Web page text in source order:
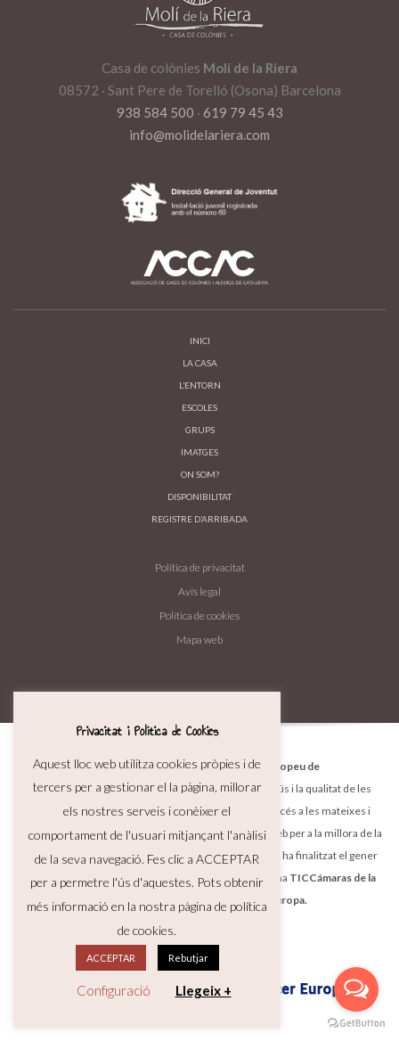
Casa de colònies Molí de la Riera
08572 · Sant Pere de Torelló (Osona) Barcelona
938 584 500 · 619 79 45 43
info@molidelariera.com
INICI
LA CASA
L’ENTORN
ESCOLES
GRUPS
IMATGES
ON SOM?
DISPONIBILITAT
REGISTRE D’ARRIBADA
Política de privacitat
Avís legal
Política de cookies
Mapa web
MOLÍ DE LA RIERA, SCP ha estat beneficiària deFons Europeu de
Desenvolupament Regionalamb l'objectiu de millorar l'ús i la qualitat de les
tecnologies de la informació i de les comunicacions i l'accés a les mateixes i
gràcies al qual ha pogut desenvolupar una nova pàgina web per a la millora de la
competitivitat i productivitat de l'empresa. Aquesta acció ha finalitzat el gener
de 2021. Per a això ha comptat amb el suport del programa TICCámaras de la
Cambra de Comerç de Barcelona. Una manera de fer Europa.
Privacitat i Política de Cookies
Aquest lloc web utilitza cookies pròpies i de
tercers per a gestionar el la pàgina, millorar
els nostres serveis i conèixer el
comportament de l'usuari mitjançant l'anàlisi
de la seva navegació. Fes clic a ACCEPTAR
per a permetre l'ús d'aquestes. Pots obtenir
més informació en la nostra pàgina de política
de cookies.
ACCEPTAR Rebutjar
Configuració Llegeix +